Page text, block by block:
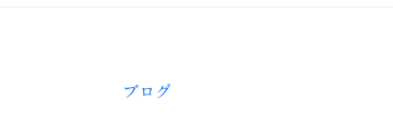
ミ
ブログ
（